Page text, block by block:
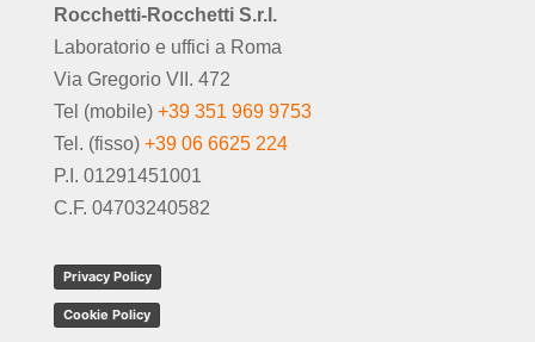
Rocchetti-Rocchetti S.r.l.
Laboratorio e uffici a Roma
Via Gregorio VII. 472
Tel (mobile) +39 351 969 9753
Tel. (fisso) +39 06 6625 224
P.I. 01291451001
C.F. 04703240582
Privacy Policy
Cookie Policy